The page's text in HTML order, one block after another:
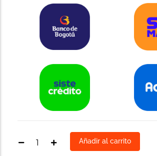
Añadir al carrito